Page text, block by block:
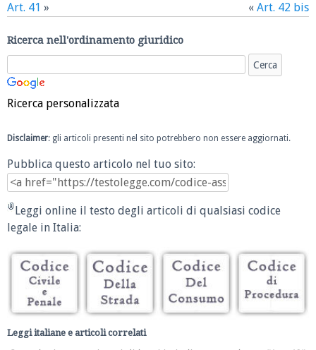
Art. 41 » « Art. 42 bis
Ricerca nell'ordinamento giuridico
Ricerca personalizzata
Disclaimer: gli articoli presenti nel sito potrebbero non essere aggiornati.
Pubblica questo articolo nel tuo sito:
Leggi online il testo degli articoli di qualsiasi codice
legale in Italia:
Leggi italiane e articoli correlati